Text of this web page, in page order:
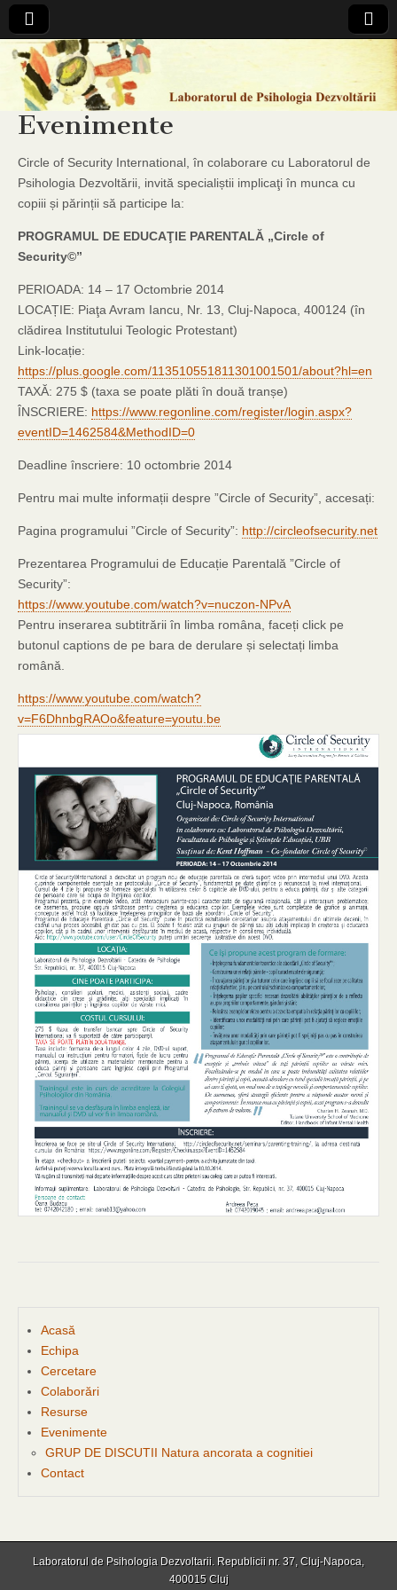
Laboratorul
de
Psihologia
Dezvoltarii
Evenimente
Circle of Security International, în colaborare cu Laboratorul de
Psihologia Dezvoltării, invită specialiștii implicaţi în munca cu
copiii și părinții să participe la:
PROGRAMUL DE EDUCAŢIE PARENTALĂ „Circle of
Security©”
PERIOADA: 14 – 17 Octombrie 2014
LOCAȚIE: Piaţa Avram Iancu, Nr. 13, Cluj-Napoca, 400124 (în
clădirea Institutului Teologic Protestant)
Link-locație:
https://plus.google.com/113510551811301001501/about?hl=en
TAXĂ: 275 $ (taxa se poate plăti în două tranșe)
ÎNSCRIERE: https://www.regonline.com/register/login.aspx?
eventID=1462584&MethodID=0
Deadline înscriere: 10 octombrie 2014
Pentru mai multe informații despre ”Circle of Security”, accesați:
Pagina programului ”Circle of Security”: http://circleofsecurity.net
Prezentarea Programului de Educație Parentală ”Circle of
Security”:
https://www.youtube.com/watch?v=nuczon-NPvA
Pentru inserarea subtitrării în limba româna, faceți click pe
butonul captions de pe bara de derulare și selectați limba
română.
https://www.youtube.com/watch?
v=F6DhnbgRAOo&feature=youtu.be
Acasă
Echipa
Cercetare
Colaborări
Resurse
Evenimente
GRUP DE DISCUTII Natura ancorata a cognitiei
Contact
Laboratorul de Psihologia Dezvoltarii. Republicii nr. 37, Cluj-Napoca,
400015 Cluj